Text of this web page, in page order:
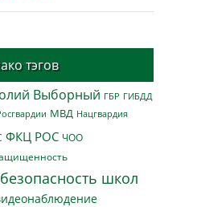
тэгов
Выборный ГБР ГИБДД
МВД Нацгвардия
ФКЦ РОС ЧОО
безопасность школ